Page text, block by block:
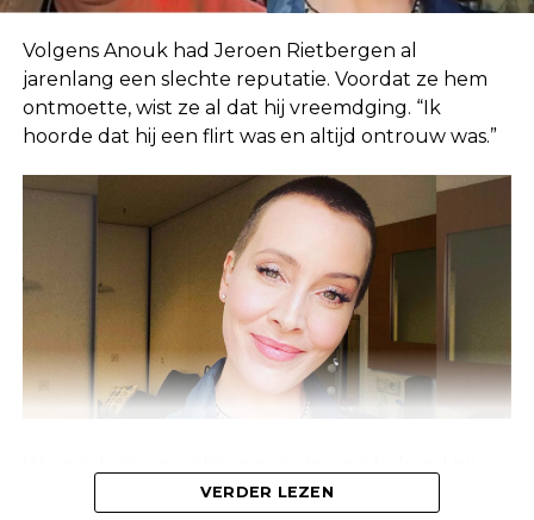
Volgens Anouk had Jeroen Rietbergen al
jarenlang een slechte reputatie. Voordat ze hem
ontmoette, wist ze al dat hij vreemdging. “Ik
hoorde dat hij een flirt was en altijd ontrouw was.”
Linda, of waren ze alleen bekend bij de mensen
VERDER LEZEN